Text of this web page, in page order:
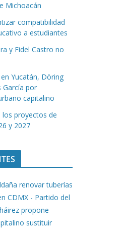
Michoacán
compatibilidad
a estudiantes
y Fidel Castro no
Yucatán, Döring
García por
capitalino
los proyectos de
y 2027
renovar tuberías
CDMX - Partido del
propone
sustituir